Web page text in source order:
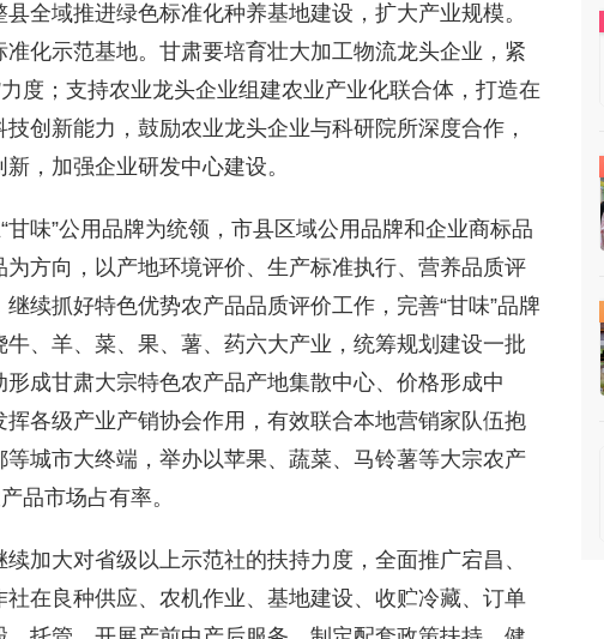
全域推进绿色标准化种养基地建设，扩大产业规模。
化示范基地。甘肃要培育壮大加工物流龙头企业，紧
度；支持农业龙头企业组建农业产业化联合体，打造在
创新能力，鼓励农业龙头企业与科研院所深度合作，
，加强企业研发中心建设。
味”公用品牌为统领，市县区域公用品牌和企业商标品
方向，以产地环境评价、生产标准执行、营养品质评
续抓好特色优势农产品品质评价工作，完善“甘味”品牌
、羊、菜、果、薯、药六大产业，统筹规划建设一批
成甘肃大宗特色农产品产地集散中心、价格形成中
各级产业产销协会作用，有效联合本地营销家队伍抱
城市大终端，举办以苹果、蔬菜、马铃薯等大宗农产
品市场占有率。
加大对省级以上示范社的扶持力度，全面推广宕昌、
在良种供应、农机作业、基地建设、收贮冷藏、订单